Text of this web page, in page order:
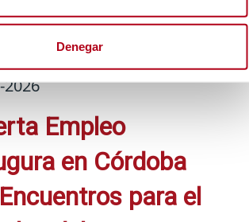
Denegar
con discapacidad en la
autónoma.
2026
Empleo
en Córdoba
para el